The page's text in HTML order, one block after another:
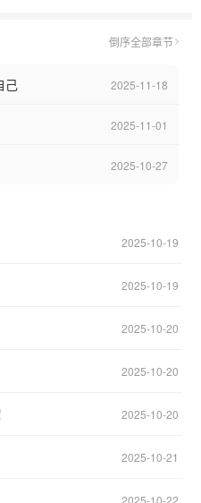
倒序全部章节
己 2025-11-18
2025-11-01
2025-10-27
2025-10-19
2025-10-19
2025-10-20
2025-10-20
2025-10-20
2025-10-21
2025-10-22